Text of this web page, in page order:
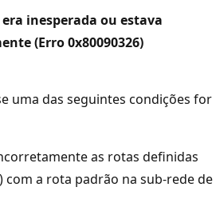
inesperada ou estava
(Erro 0x80090326)
uma das seguintes condições for
as rotas definidas
com a rota padrão na sub-rede de